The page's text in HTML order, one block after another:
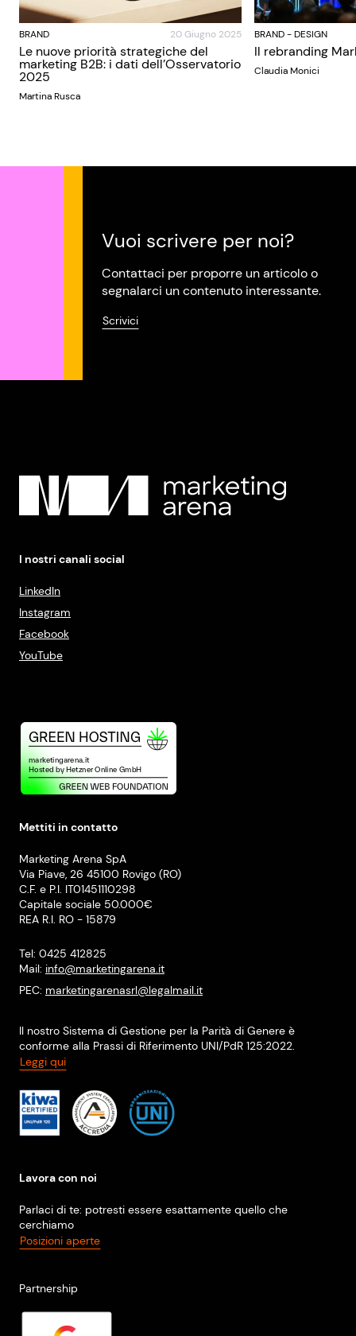
BRAND 20 Giugno 2025
Le nuove priorità strategiche del
marketing B2B: i dati dell’Osservatorio
2025
Martina Rusca
BRAND-DESIGN
Il rebranding
Claudia Monici
Vuoi scrivere per noi?
Contattaci per proporre un articolo o
segnalarci un contenuto interessante.
Scrivici
I nostri canali social
LinkedIn
Instagram
Facebook
YouTube
Mettiti in contatto
Marketing Arena SpA
Via Piave, 26 45100 Rovigo (RO)
C.F. e P.I. IT01451110298
Capitale sociale 50.000€
REA R.I. RO - 15879
Tel: 0425 412825
Mail: info@marketingarena.it
PEC: marketingarenasrl@legalmail.it
Il nostro Sistema di Gestione per la Parità di Genere è
conforme alla Prassi di Riferimento UNI/PdR 125:2022.
Leggi qui
Lavora con noi
Parlaci di te: potresti essere esattamente quello che
cerchiamo
Posizioni aperte
Partnership